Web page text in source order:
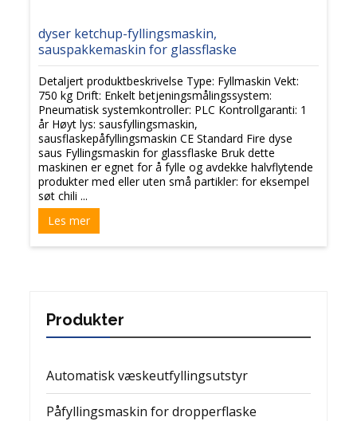
dyser ketchup-fyllingsmaskin,
sauspakkemaskin for glassflaske
Detaljert produktbeskrivelse Type: Fyllmaskin Vekt:
750 kg Drift: Enkelt betjeningsmålingssystem:
Pneumatisk systemkontroller: PLC Kontrollgaranti: 1
år Høyt lys: sausfyllingsmaskin,
sausflaskepåfyllingsmaskin CE Standard Fire dyse
saus Fyllingsmaskin for glassflaske Bruk dette
maskinen er egnet for å fylle og avdekke halvflytende
produkter med eller uten små partikler: for eksempel
søt chili ...
Les mer
Produkter
Automatisk væskeutfyllingsutstyr
Påfyllingsmaskin for dropperflaske